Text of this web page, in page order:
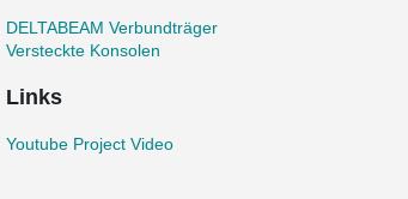
DELTABEAM Verbundträger
Versteckte Konsolen
Links
Youtube Project Video